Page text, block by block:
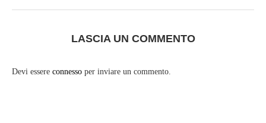
LASCIA UN COMMENTO
Devi essere connesso per inviare un commento.